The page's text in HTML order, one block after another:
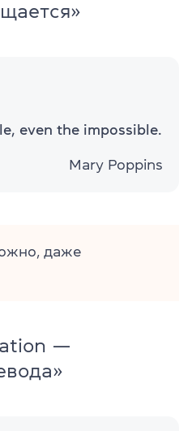
even the impossible.
Mary Poppins
даже
—